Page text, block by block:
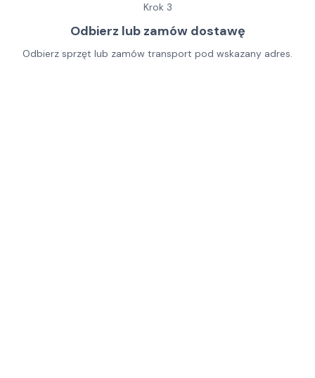
Krok 3
Odbierz lub zamów dostawę
Odbierz sprzęt lub zamów transport pod wskazany adres.